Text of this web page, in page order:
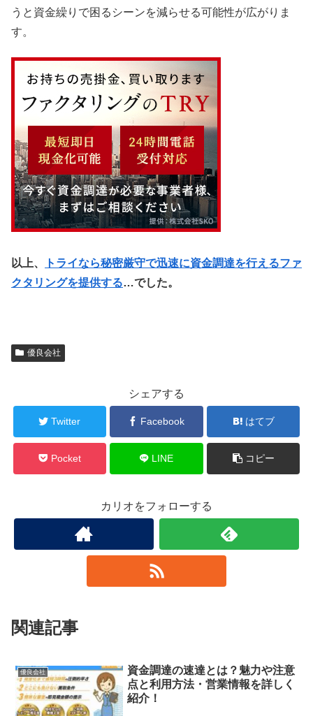
うと資金繰りで困るシーンを減らせる可能性が広がりま
す。
以上、
トライなら秘密厳守で迅速に資金調達を行えるファ
クタリングを提供する…でした。
優良会社
シェアする
Twitter Facebook はてブ
Pocket LINE コピー
カリオをフォローする
関連記事
優良会社
資金調達の速達とは？魅力や注意
点と利用方法・営業情報を詳しく
紹介！